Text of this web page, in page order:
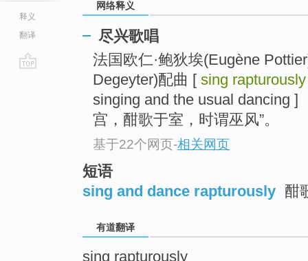
释义
翻译
网络释义
尽兴歌唱
法国欧仁·鲍狄埃(Eugène
Degeyter)配曲 [ sing rapturously
singing and the usual dancing ]
宫，酣歌于室，时谓巫风”。
基于22个网页-相关网页
短语
sing and dance rapturously 酣
有道翻译
sing rapturously